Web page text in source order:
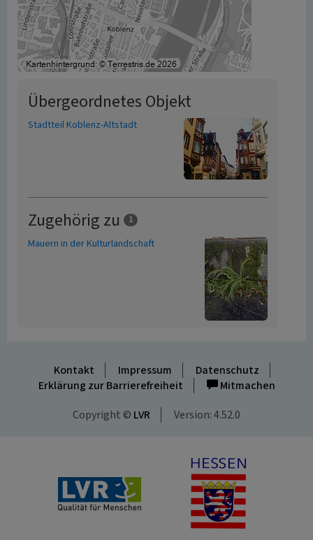
Übergeordnetes Objekt
Stadtteil Koblenz-Altstadt
Zugehörig zu 1
Mauern in der Kulturlandschaft
Kontakt Impressum
Datenschutz
Erklärung zur Barrierefreiheit
Mitmachen
Copyright © LVR Version: 4.52.0